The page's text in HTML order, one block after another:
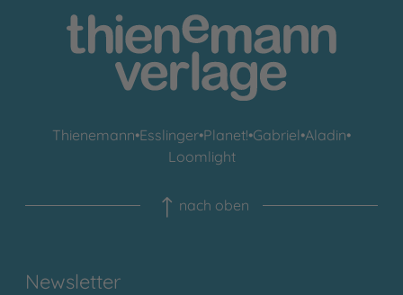
Thienemann•Esslinger•Planet!•Gabriel•Aladin•
Loomlight
nach oben
Newsletter